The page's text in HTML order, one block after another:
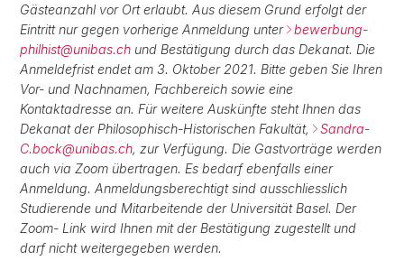
Gästeanzahl vor Ort erlaubt. Aus diesem Grund erfolgt der
Eintritt nur gegen vorherige Anmeldung unter
bewerbung-
philhist@unibas.ch und Bestätigung durch das Dekanat. Die
Anmeldefrist endet am 3. Oktober 2021. Bitte geben Sie Ihren
Vor- und Nachnamen, Fachbereich sowie eine
Kontaktadresse an. Für weitere Auskünfte steht Ihnen das
Dekanat der Philosophisch-Historischen Fakultät,
Sandra-
C.bock@unibas.ch, zur Verfügung. Die Gastvorträge werden
auch via Zoom übertragen. Es bedarf ebenfalls einer
Anmeldung. Anmeldungsberechtigt sind ausschliesslich
Studierende und Mitarbeitende der Universität Basel. Der
Zoom- Link wird Ihnen mit der Bestätigung zugestellt und
darf nicht weitergegeben werden.